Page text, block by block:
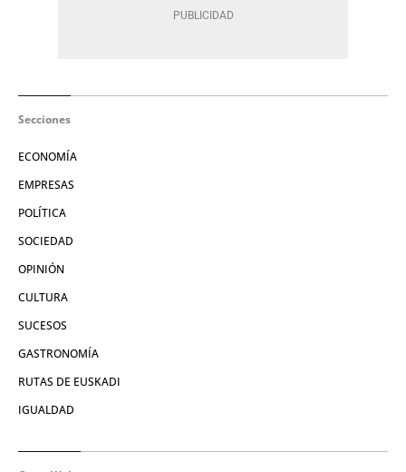
Secciones
ECONOMÍA
EMPRESAS
POLÍTICA
SOCIEDAD
OPINIÓN
CULTURA
SUCESOS
GASTRONOMÍA
RUTAS DE EUSKADI
IGUALDAD